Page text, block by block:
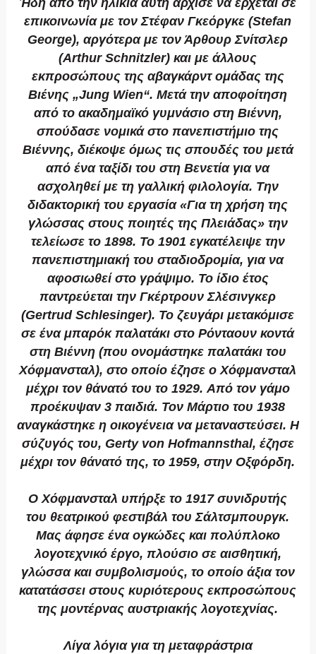
Ήδη από την ηλικία αυτή άρχισε να έρχεται σε
επικοινωνία με τον Στέφαν Γκεόργκε (Stefan
George), αργότερα με τον Άρθουρ Σνίτσλερ
(Arthur Schnitzler) και με άλλους
εκπροσώπους της αβαγκάρντ ομάδας της
Βιένης „Jung Wien“. Μετά την αποφοίτηση
από το ακαδημαϊκό γυμνάσιο στη Βιέννη,
σπούδασε νομικά στο πανεπιστήμιο της
Βιέννης, διέκοψε όμως τις σπουδές του μετά
από ένα ταξίδι του στη Βενετία για να
ασχοληθεί με τη γαλλική φιλολογία. Την
διδακτορική του εργασία «Για τη χρήση της
γλώσσας στους ποιητές της Πλειάδας» την
τελείωσε το 1898. Το 1901 εγκατέλειψε την
πανεπιστημιακή του σταδιοδρομία, για να
αφοσιωθεί στο γράψιμο. Το ίδιο έτος
παντρεύεται την Γκέρτρουν Σλέσινγκερ
(Gertrud Schlesinger). Το ζευγάρι μετακόμισε
σε ένα μπαρόκ παλατάκι στο Ρόνταουν κοντά
στη Βιέννη (που ονομάστηκε παλατάκι του
Χόφμανσταλ), στο οποίο έζησε ο Χόφμανσταλ
μέχρι τον θάνατό του το 1929. Aπό τον γάμο
προέκυψαν 3 παιδιά. Τον Μάρτιο του 1938
αναγκάστηκε η οικογένεια να μεταναστεύσει. Η
σύζυγός του, Gerty von Hofmannsthal, έζησε
μέχρι τον θάνατό της, το 1959, στην Οξφόρδη.
Ο Χόφμανσταλ υπήρξε το 1917 συνιδρυτής
του θεατρικού φεστιβάλ του Σάλτσμπουργκ.
Μας άφησε ένα ογκώδες και πολύπλοκο
λογοτεχνικό έργο, πλούσιο σε αισθητική,
γλώσσα και συμβολισμούς, το οποίο άξια τον
κατατάσσει στους κυριότερους εκπροσώπους
της μοντέρνας αυστριακής λογοτεχνίας.
Λίγα λόγια για τη μεταφράστρια